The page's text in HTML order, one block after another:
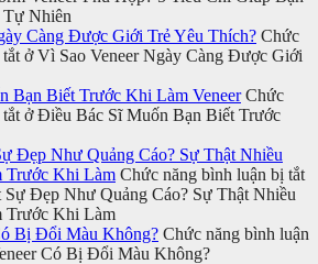
Nhiên
Càng Được Giới Trẻ Yêu Thích? Chức
ở Vì Sao Veneer Ngày Càng Được Giới
Bạn Biết Trước Khi Làm Veneer Chức
ở Điều Bác Sĩ Muốn Bạn Biết Trước
Đẹp Như Quảng Cáo? Sự Thật Nhiều
Trước Khi Làm Chức năng bình luận bị tắt
Sự Đẹp Như Quảng Cáo? Sự Thật Nhiều
Trước Khi Làm
Bị Đổi Màu Không? Chức năng bình luận
Có Bị Đổi Màu Không?